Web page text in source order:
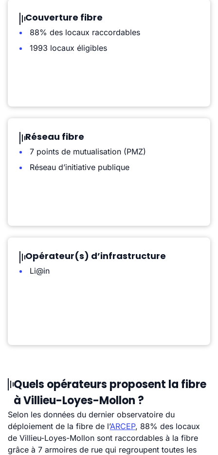
Couverture fibre
88% des locaux raccordables
1993 locaux éligibles
Réseau fibre
7 points de mutualisation (PMZ)
Réseau d’initiative publique
Opérateur(s) d’infrastructure
Li@in
Quels opérateurs proposent la fibre
à Villieu-Loyes-Mollon ?
Selon les données du dernier observatoire du
déploiement de la fibre de l’ARCEP, 88% des locaux
de Villieu-Loyes-Mollon sont raccordables à la fibre
grâce à 7 armoires de rue qui regroupent toutes les